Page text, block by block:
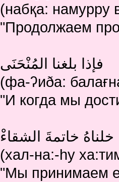
(набқа: намурру
"Продолжаем
فإذا بلغنا المُنْحَنَى
(фа-ʔиðа:
"И когда мы
خلناهُ خاتمةَ الشقاءْ
(хал-на:-hу
"Мы принимаем